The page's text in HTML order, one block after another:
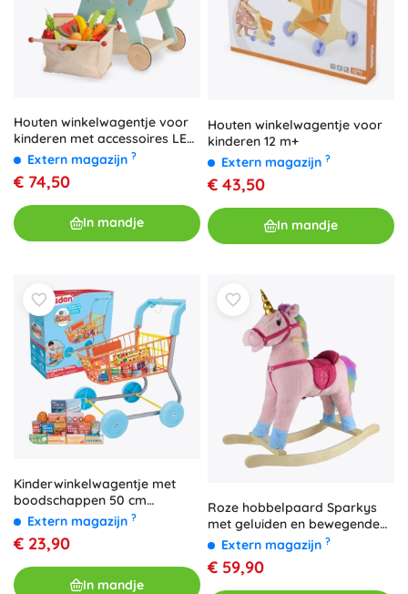
Houten winkelwagentje voor
kinderen met accessoires LE
TOY VAN
Extern magazijn ?
€ 74,50
In mandje
Houten winkelwagentje voor
kinderen 12 m+
Extern magazijn ?
€ 43,50
In mandje
Kinderwinkelwagentje met
boodschappen 50 cm
CASDON Little Shopper
Extern magazijn ?
€ 23,90
In mandje
Roze hobbelpaard Sparkys
met geluiden en bewegende
bekExtern magazijn ?
€ 59,90